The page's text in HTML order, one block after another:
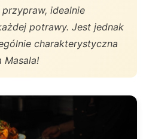
przypraw, idealnie
potrawy. Jest jednak
charakterystyczna
Masala!